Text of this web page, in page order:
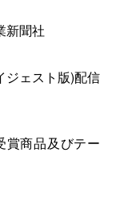
新聞社
ジェスト版)配信
賞商品及びテー